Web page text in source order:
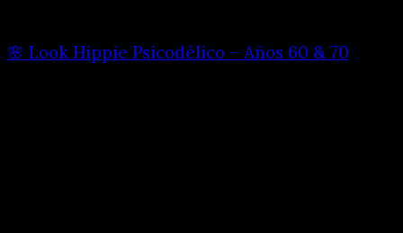
🌸 Look Hippie Psicodélico – Años 60 & 70